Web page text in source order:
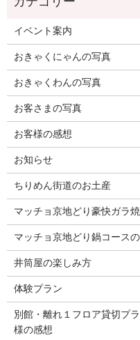
イベント案内
おきゃくにゃんの写真
おきゃくわんの写真
お客さまの写真
お客様の感想
お知らせ
ちりめん街道のお土産
マッチョ京地どり豪快ガラ
マッチョ京地どり鍋コース
井筒屋の楽しみ方
体験プラン
別館・離れ１フロア貸切プ
様の感想